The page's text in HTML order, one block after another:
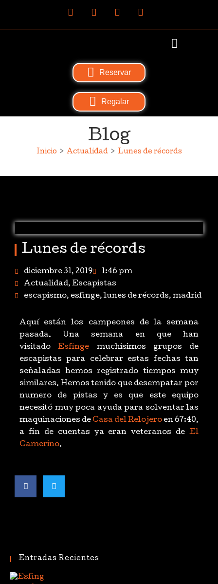
Reservar
Regalar
Blog
Inicio > Actualidad > Lunes de récords
Lunes de récords
diciembre 31, 2019
1:46 pm
Actualidad, Escapistas
escapismo, esfinge, lunes de récords, madrid
Aquí están los campeones de la semana
pasada. Una semana en que han
visitadoEsfinge muchisimos grupos de
escapistas para celebrar estas fechas tan
señaladas hemos registrado tiempos muy
similares. Hemos tenido que desempatar por
numero de pistas y es que este equipo
necesitó muy poca ayuda para solventar las
maquinaciones de Casa del Relojero en 67:40,
a fin de cuentas ya eran veteranos de El
Camerino.
Entradas Recientes